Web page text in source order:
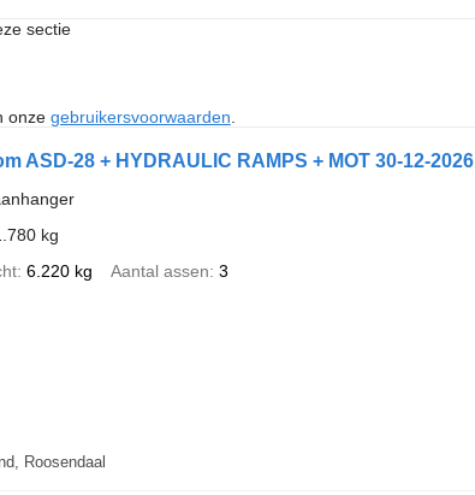
sectie
onze gebruikersvoorwaarden
ASD-28 + HYDRAULIC RAMPS + MOT 30-12-2026
kg
6.220 kg Aantal assen 3
Roosendaal